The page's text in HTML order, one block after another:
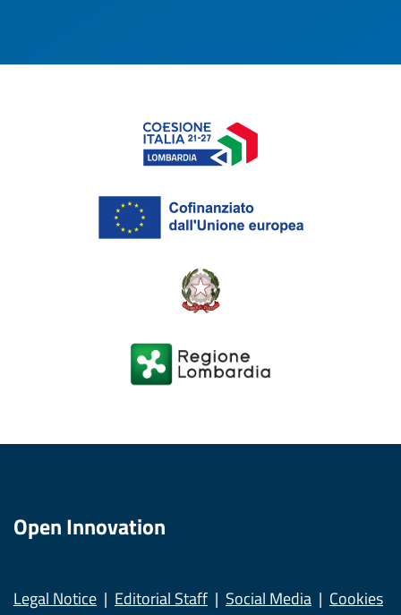
Open Innovation
Legal Notice Editorial Staff Social Media Cookies